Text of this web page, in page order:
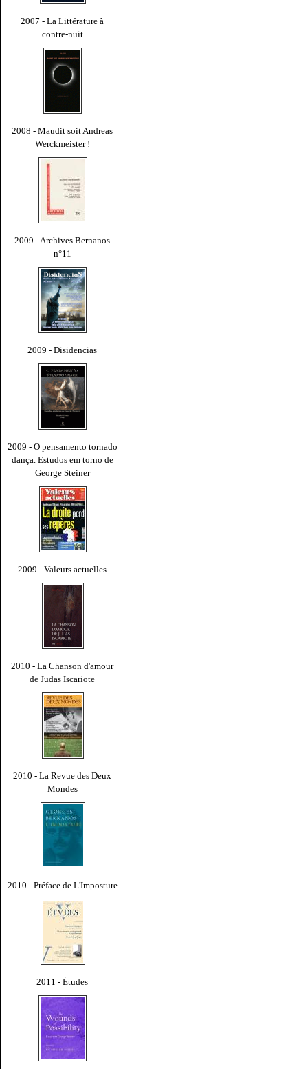
2007 - La Littérature à
contre-nuit
2008 - Maudit soit Andreas
Werckmeister !
2009 - Archives Bernanos
n°11
2009 - Disidencias
2009 - O pensamento tornado
dança. Estudos em torno de
George Steiner
2009 - Valeurs actuelles
2010 - La Chanson d'amour
de Judas Iscariote
2010 - La Revue des Deux
Mondes
2010 - Préface de L'Imposture
2011 - Études